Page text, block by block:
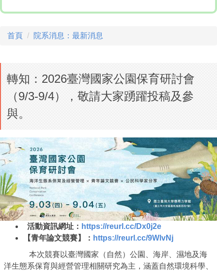
首頁 院系消息：最新消息
轉知：2026臺灣國家公園保育研討會
（9/3-9/4），敬請大家踴躍投稿及參
與。
活動資訊網址： https://reurl.cc/Dx0j2e
【青年論文競賽】： https://reurl.cc/9WlvNj
本次競賽以臺灣國家（自然）公園、海岸、 濕地及海
洋生態系保育與經營管理相關研究為主， 涵蓋自然環境科學、